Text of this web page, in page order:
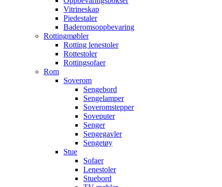
Vitrineskap
Piedestaler
Baderomsoppbevaring
Rottingmøbler
Rotting lenestoler
Rottestoler
Rottingsofaer
Rom
Soverom
Sengebord
Sengelamper
Soveromstepper
Soveputer
Senger
Sengegavler
Sengetøy
Stue
Sofaer
Lenestoler
Stuebord